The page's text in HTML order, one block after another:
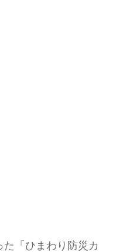
「ひまわり防災カ